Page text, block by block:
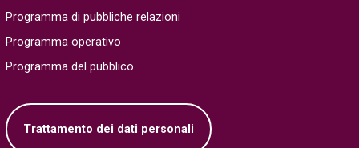
Programma di pubbliche relazioni
Programma operativo
Programma del pubblico
Trattamento dei dati personali